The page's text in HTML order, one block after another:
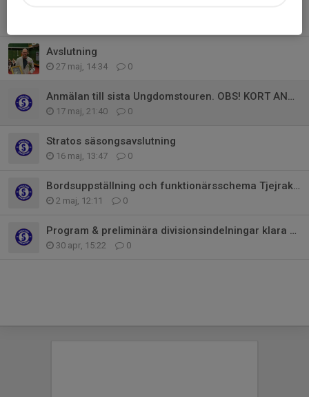
Avslutning
27 maj, 14:34 0
Anmälan till sista Ungdomstouren. OBS! KORT ANMÄLNINGSTID
17 maj, 21:40 0
Stratos säsongsavslutning
16 maj, 13:47 0
Bordsuppställning och funktionärsschema Tjejraketen 9-10 maj
2 maj, 12:11 0
Program & preliminära divisionsindelningar klara för Tjejraketen
30 apr, 15:22 0